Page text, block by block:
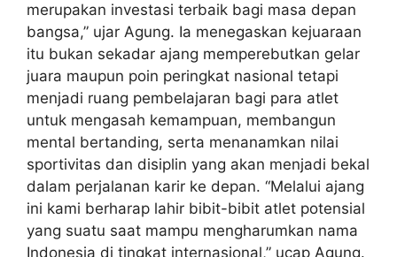
merupakan investasi terbaik bagi masa depan
bangsa,” ujar Agung. Ia menegaskan kejuaraan
itu bukan sekadar ajang memperebutkan gelar
juara maupun poin peringkat nasional tetapi
menjadi ruang pembelajaran bagi para atlet
untuk mengasah kemampuan, membangun
mental bertanding, serta menanamkan nilai
sportivitas dan disiplin yang akan menjadi bekal
dalam perjalanan karir ke depan. “Melalui ajang
ini kami berharap lahir bibit-bibit atlet potensial
yang suatu saat mampu mengharumkan nama
Indonesia di tingkat internasional,” ucap Agung.